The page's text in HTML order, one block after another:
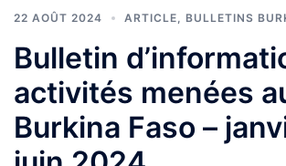
22 AOÛT 2024 ARTICLE BULLETINS
Bulletin
activités menées
Burkina Faso –